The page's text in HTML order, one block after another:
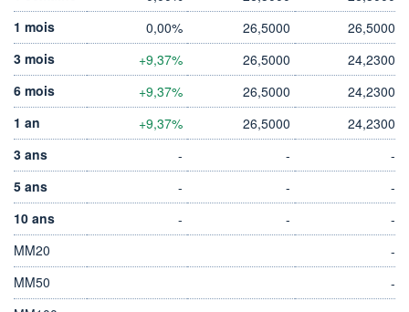
1 mois
0,00% 26,5000
26,5000
3 mois
+9,37% 26,5000
24,2300
6 mois
+9,37% 26,5000
24,2300
1 an
+9,37% 26,5000
24,2300
3 ans
- -
-
5 ans
- -
-
10 ans
- -
-
MM20
-
MM50
-